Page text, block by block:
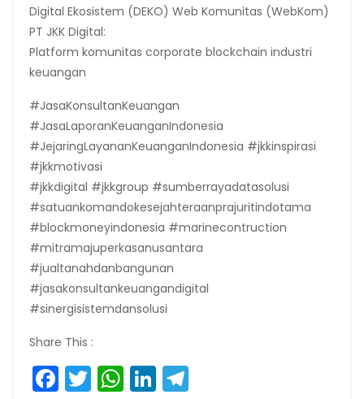
Digital Ekosistem (DEKO) Web Komunitas (WebKom)
PT JKK Digital:
Platform komunitas corporate blockchain industri
keuangan
#JasaKonsultanKeuangan
#JasaLaporanKeuanganIndonesia
#JejaringLayananKeuanganIndonesia #jkkinspirasi
#jkkmotivasi
#jkkdigital #jkkgroup #sumberrayadatasolusi
#satuankomandokesejahteraanprajuritindotama
#blockmoneyindonesia #marinecontruction
#mitramajuperkasanusantara
#jualtanahdanbangunan
#jasakonsultankeuangandigital
#sinergisistemdansolusi
Share This :
Facebook
Twitter
WhatsApp
LinkedIn